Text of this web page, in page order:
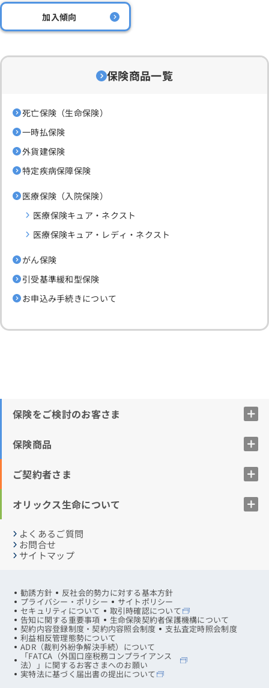
加入傾向
保険商品一覧
死亡保険（生命保険）
一時払保険
外貨建保険
特定疾病保障保険
医療保険（入院保険）
医療保険キュア・ネクスト
医療保険キュア・レディ・ネクスト
がん保険
引受基準緩和型保険
お申込み手続きについて
保険をご検討のお客さま
保険商品
ご契約者さま
オリックス生命について
よくあるご質問
お問合せ
サイトマップ
勧誘方針 反社会的勢力に対する基本方針
プライバシー・ポリシー サイトポリシー
セキュリティについて 取引時確認について
告知に関する重要事項 生命保険契約者保護機構について
契約内容登録制度・契約内容照会制度 支払査定時照会制度
利益相反管理態勢について
ADR（裁判外紛争解決手続）について
「FATCA（外国口座税務コンプライアンス
法）」に関するお客さまへのお願い
実特法に基づく届出書の提出について